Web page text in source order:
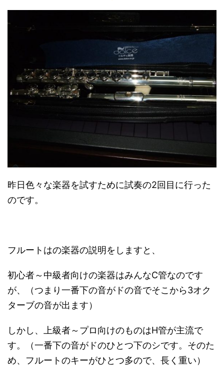
昨日色々な楽器を試すために試奏の2回目に行った
のです。
フルートはの楽器の説明をしますと、
初心者～中級者向けの楽器はみんなC管なのです
が、（つまり一番下の音がドの音でそこから3オク
ターブの音が出ます）
しかし、上級者～プロ向けのものはH管が主流で
す。（一番下の音がドのひとつ下のシです。そのた
め、フルートのキーがひとつ多ので、長く重い）